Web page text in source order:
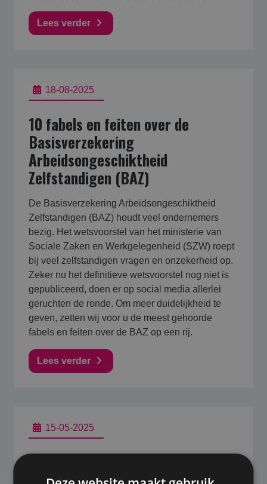
Lees verder
18-08-2025
10 fabels en feiten over de
Basisverzekering
Arbeidsongeschiktheid
Zelfstandigen (BAZ)
De Basisverzekering Arbeidsongeschiktheid
Zelfstandigen (BAZ) houdt veel ondernemers
bezig. Het wetsvoorstel van het ministerie van
Sociale Zaken en Werkgelegenheid (SZW) roept
bij veel zelfstandigen vragen en onzekerheid op.
Zeker nu het definitieve wetsvoorstel nog niet is
gepubliceerd, doen er op social media allerlei
geruchten de ronde. Om meer duidelijkheid te
geven, zetten wij voor u de meest gehoorde
fabels en feiten over de BAZ op een rij.
Lees verder
15-05-2025
Nieuw: Royaal Premium AOV van
Klaverblad verzekeringen